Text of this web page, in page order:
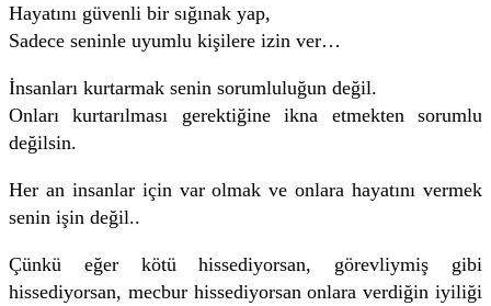
Hayatını güvenli bir sığınak yap,
Sadece seninle uyumlu kişilere izin ver…
İnsanları kurtarmak senin sorumluluğun değil.
Onları kurtarılması gerektiğine ikna etmekten sorumlu
değilsin.
Her an insanlar için var olmak ve onlara hayatını vermek
senin işin değil..
Çünkü eğer kötü hissediyorsan, görevliymiş gibi
hissediyorsan, mecbur hissediyorsan onlara verdiğin iyiliği